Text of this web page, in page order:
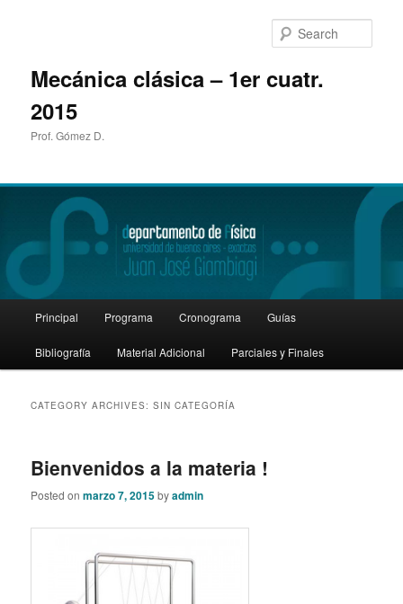
Mecánica clásica – 1er cuatr.
2015
Prof. Gómez D.
Skip
to
Skip
to
Principal Programa Cronograma Guías
Bibliografía Material Adicional Parciales y Finales
CATEGORY ARCHIVES:SIN CATEGORÍA
Bienvenidos a la materia !
Posted onmarzo 7, 2015byadmin